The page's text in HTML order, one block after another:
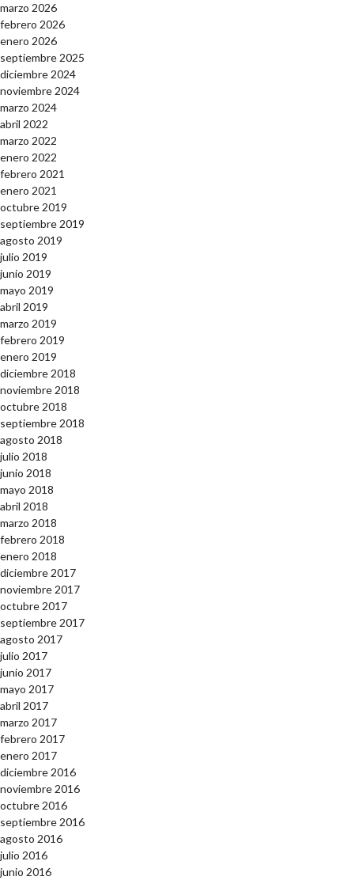
marzo 2026
febrero 2026
enero 2026
septiembre 2025
diciembre 2024
noviembre 2024
marzo 2024
abril 2022
marzo 2022
enero 2022
febrero 2021
enero 2021
octubre 2019
septiembre 2019
agosto 2019
julio 2019
junio 2019
mayo 2019
abril 2019
marzo 2019
febrero 2019
enero 2019
diciembre 2018
noviembre 2018
octubre 2018
septiembre 2018
agosto 2018
julio 2018
junio 2018
mayo 2018
abril 2018
marzo 2018
febrero 2018
enero 2018
diciembre 2017
noviembre 2017
octubre 2017
septiembre 2017
agosto 2017
julio 2017
junio 2017
mayo 2017
abril 2017
marzo 2017
febrero 2017
enero 2017
diciembre 2016
noviembre 2016
octubre 2016
septiembre 2016
agosto 2016
julio 2016
junio 2016